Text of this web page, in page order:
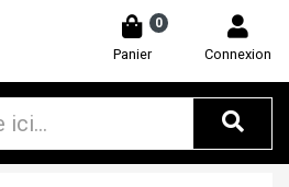
0
Panier Connexion